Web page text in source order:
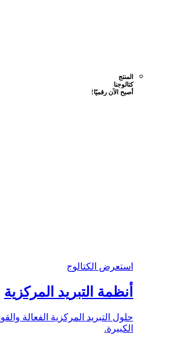
المنتج
كتالوجنا
أصبح الآن رقميًا!
استعرض الكتالوج
أنظمة التبريد المركزية
حلول التبريد المركزية الفعالة
الكبيرة.